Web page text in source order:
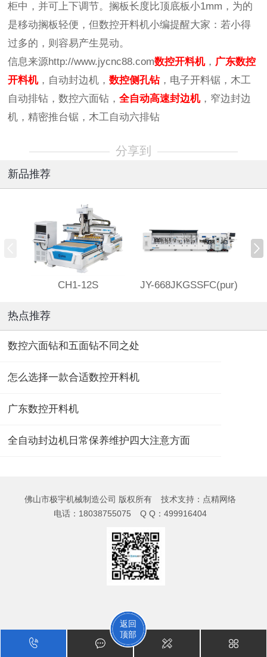
柜中，并可上下调节。搁板长度比顶底板小1mm，为的
是移动搁板轻便，但数控开料机小编提醒大家：若小得
过多的，则容易产生晃动。
信息来源http://www.jycnc88.com数控开料机， 广东数控
开料机，自动封边机， 数控侧孔钻，电子开料锯，木工
自动排钻，数控六面钻， 全自动高速封边机，窄边封边
机，精密推台锯，木工自动六排钻
分享到
新品推荐
CH1-12S JY-668JKGSSFC(pur)
热点推荐
数控六面钻和五面钻不同之处
怎么选择一款合适数控开料机
广东数控开料机
全自动封边机日常保养维护四大注意方面
佛山市极宇机械制造公司 版权所有 技术支持： 点精网络
电话： 18038755075 Q Q：499916404
返回
顶部